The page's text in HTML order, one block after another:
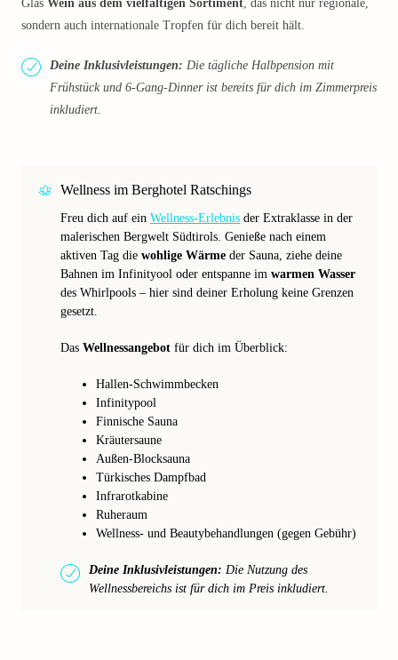
Glas Wein aus dem vielfältigen Sortiment, das nicht nur regionale,
sondern auch internationale Tropfen für dich bereit hält.
Deine Inklusivleistungen: Die tägliche Halbpension mit
Frühstück und 6-Gang-Dinner ist bereits für dich im Zimmerpreis
inkludiert.
Wellness im Berghotel Ratschings
Freu dich auf ein Wellness-Erlebnis der Extraklasse in der
malerischen Bergwelt Südtirols. Genieße nach einem
aktiven Tag die wohlige Wärme der Sauna, ziehe deine
Bahnen im Infinityool oder entspanne im warmen Wasser
des Whirlpools – hier sind deiner Erholung keine Grenzen
gesetzt.
Das Wellnessangebot für dich im Überblick:
Hallen-Schwimmbecken
Infinitypool
Finnische Sauna
Kräutersaune
Außen-Blocksauna
Türkisches Dampfbad
Infrarotkabine
Ruheraum
Wellness- und Beautybehandlungen (gegen Gebühr)
Deine Inklusivleistungen: Die Nutzung des
Wellnessbereichs ist für dich im Preis inkludiert.